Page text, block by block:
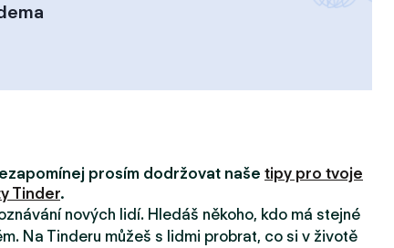
prosím dodržovat naše tipy pro tvoje
Tinder.
nových lidí. Hledáš někoho, kdo má stejné
Na Tinderu můžeš s lidmi probrat, co si v životě